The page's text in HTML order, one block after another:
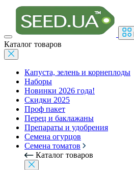
Каталог товаров
Капуста, зелень и корнеплоды
Наборы
Новинки 2026 года!
Скидки 2025
Проф пакет
Перец и баклажаны
Препараты и удобрения
Семена огурцов
Семена томатов
Каталог товаров